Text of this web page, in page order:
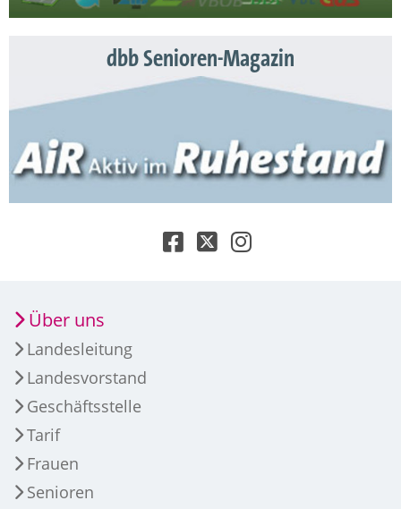
dbb Senioren-Magazin
Über uns
Landesleitung
Landesvorstand
Geschäftsstelle
Tarif
Frauen
Senioren